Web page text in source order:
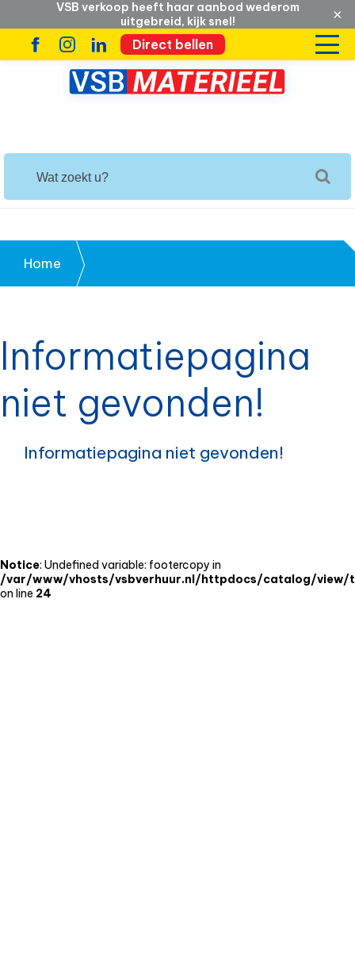
VSB verkoop heeft haar aanbod wederom
uitgebreid, kijk snel!
×
Direct bellen
Home
Informatiepagina
niet gevonden!
Informatiepagina niet gevonden!
Notice: Undefined variable: footercopy in
/var/www/vhosts/vsbverhuur.nl/httpdocs/catalog/
on line 24